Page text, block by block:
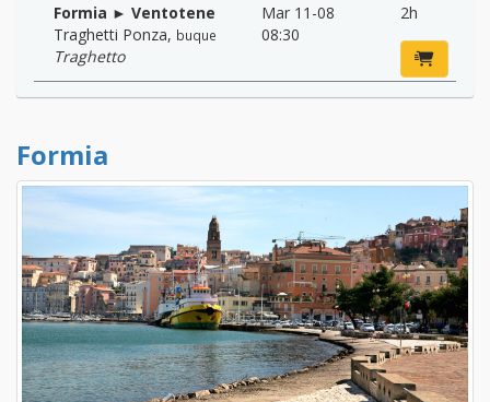
Formia ► Ventotene
Traghetti Ponza, buque
Traghetto
Mar 11-08
08:30
2h
Formia